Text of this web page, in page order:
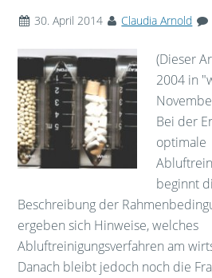
30. April 2014 Claudia Arnold
(Dieser
2004 in
Bei der
optimale
beginnt
Beschreibung der
ergeben sich Hinweise, welches
Abluftreinigungsverfahren am
Danach bleibt jedoch noch die